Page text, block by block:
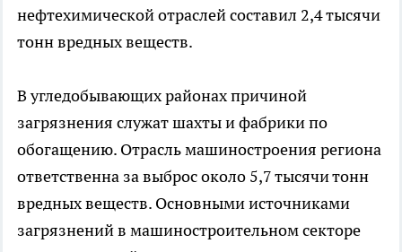
нефтехимической отраслей составил 2,4 тысячи
тонн вредных веществ.
В угледобывающих районах причиной
загрязнения служат шахты и фабрики по
обогащению. Отрасль машиностроения региона
ответственна за выброс около 5,7 тысячи тонн
вредных веществ. Основными источниками
загрязнений в машиностроительном секторе